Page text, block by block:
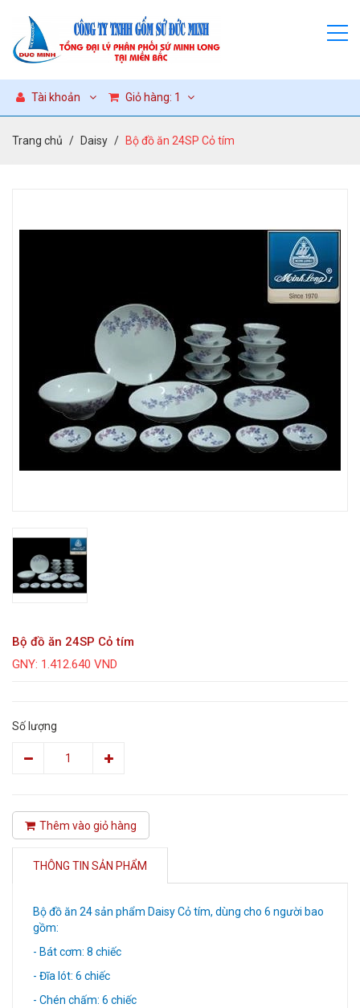
Tài khoản Giỏ hàng: 1
Trang chủ Daisy Bộ đồ ăn 24SP Cỏ tím
Bộ đồ ăn 24SP Cỏ tím
GNY: 1.412.640 VND
Số lượng
Thêm vào giỏ hàng
THÔNG TIN SẢN PHẨM
Bộ đồ ăn 24 sản phẩm Daisy Cỏ tím, dùng cho 6 người bao
gồm:
- Bát cơm: 8 chiếc
- Đĩa lót: 6 chiếc
- Chén chấm: 6 chiếc